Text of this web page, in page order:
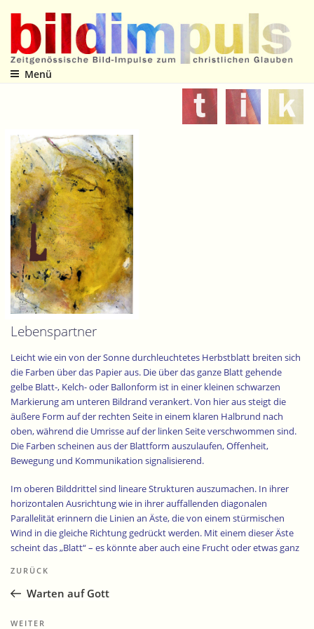
Inhalt
springen
Zeitgenössische Bild-Impulse zum christlichen Glauben
Menü
Lebenspartner
Leicht wie ein von der Sonne durchleuchtetes Herbstblatt breiten sich
die Farben über das Papier aus. Die über das ganze Blatt gehende
gelbe Blatt-, Kelch- oder Ballonform ist in einer kleinen schwarzen
Markierung am unteren Bildrand verankert. Von hier aus steigt die
äußere Form auf der rechten Seite in einem klaren Halbrund nach
oben, während die Umrisse auf der linken Seite verschwommen sind.
Die Farben scheinen aus der Blattform auszulaufen, Offenheit,
Bewegung und Kommunikation signalisierend.
Im oberen Bilddrittel sind lineare Strukturen auszumachen. In ihrer
horizontalen Ausrichtung wie in ihrer auffallenden diagonalen
Parallelität erinnern die Linien an Äste, die von einem stürmischen
Wind in die gleiche Richtung gedrückt werden. Mit einem dieser Äste
scheint das „Blatt“ – es könnte aber auch eine Frucht oder etwas ganz
vereinzelten dunklen Stellen, auf der einen Seite Reife und Schönheit
vermittelnd, auf der anderen Seite auf die Vergänglichkeit alles
klar zum Ausdruck, dass diese beiden Komponenten nirgends so nahe
Beitragsnavigation
Vorheriger
Beitrag
ZURÜCK
Warten auf Gott
Nächster
WEITER